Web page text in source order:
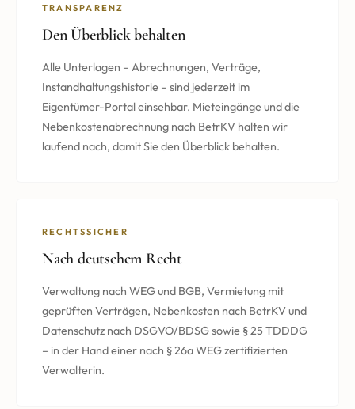
TRANSPARENZ
Den Überblick behalten
Alle Unterlagen – Abrechnungen, Verträge,
Instandhaltungshistorie – sind jederzeit im
Eigentümer-Portal einsehbar. Mieteingänge und die
Nebenkostenabrechnung nach BetrKV halten wir
laufend nach, damit Sie den Überblick behalten.
RECHTSSICHER
Nach deutschem Recht
Verwaltung nach WEG und BGB, Vermietung mit
geprüften Verträgen, Nebenkosten nach BetrKV und
Datenschutz nach DSGVO/BDSG sowie § 25 TDDDG
– in der Hand einer nach § 26a WEG zertifizierten
Verwalterin.